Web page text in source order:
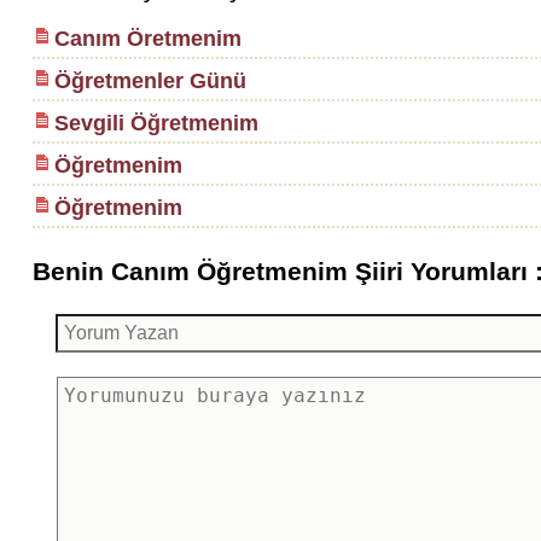
Canım Öretmenim
Öğretmenler Günü
Sevgili Öğretmenim
Öğretmenim
Öğretmenim
Benin Canım Öğretmenim Şiiri Yorumları